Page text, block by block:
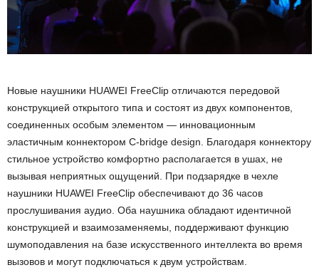
Новые наушники HUAWEI FreeClip отличаются передовой
конструкцией открытого типа и состоят из двух компонентов,
соединенных особым элементом — инновационным
эластичным коннектором C-bridge design. Благодаря коннектору
стильное устройство комфортно располагается в ушах, не
вызывая неприятных ощущений. При подзарядке в чехле
наушники HUAWEI FreeClip обеспечивают до 36 часов
прослушивания аудио. Оба наушника обладают идентичной
конструкцией и взаимозаменяемы, поддерживают функцию
шумоподавления на базе искусственного интеллекта во время
вызовов и могут подключаться к двум устройствам.